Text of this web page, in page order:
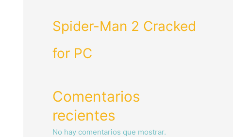
Spider-Man 2 Cracked
for PC
Comentarios
recientes
No hay comentarios que mostrar.